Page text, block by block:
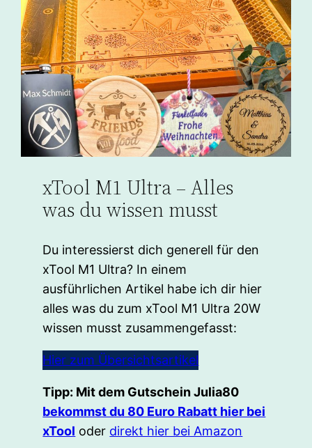
xTool M1 Ultra – Alles
was du wissen musst
Du interessierst dich generell für den
xTool M1 Ultra? In einem
ausführlichen Artikel habe ich dir hier
alles was du zum xTool M1 Ultra 20W
wissen musst zusammengefasst:
Hier zum Übersichtsartikel
Tipp: Mit dem Gutschein Julia80
bekommst du 80 Euro Rabatt hier bei
xTool oder direkt hier bei Amazon